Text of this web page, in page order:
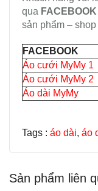
qua FACEBOOK
sản phẩm –
FACEBOOK
Áo cưới MyMy 1
Áo cưới MyMy 2
Áo dài MyMy
Tags : áo dài, áo
Sản phẩm liên